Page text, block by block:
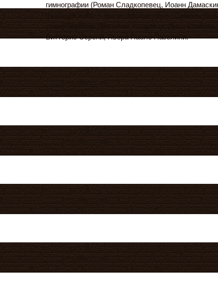
гимнографии (Роман Сладкопевец, Иоанн
французского — философские труды Симоны
стихотворения Джузеппе Унгаретти, Дино
Витторио Серени, Пьера Паоло Пазолини.